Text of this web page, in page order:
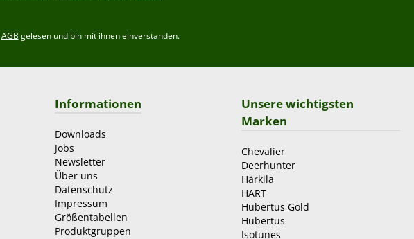
AGB gelesen und bin mit ihnen einverstanden.
Informationen
Downloads
Jobs
Newsletter
Über uns
Datenschutz
Impressum
Größentabellen
Produktgruppen
Unsere wichtigsten
Marken
Chevalier
Deerhunter
Härkila
HART
Hubertus Gold
Hubertus
Isotunes